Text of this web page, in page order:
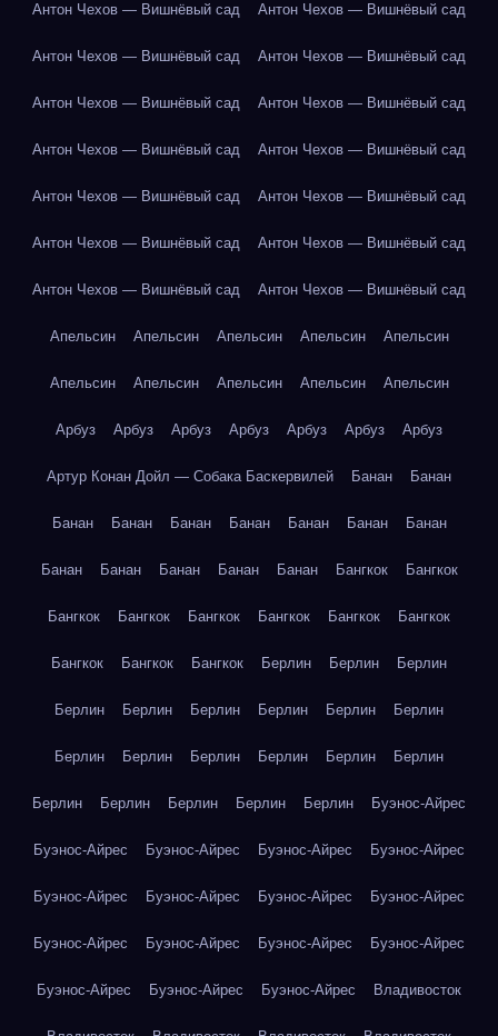
Антон Чехов — Вишнёвый сад Антон Чехов — Вишнёвый сад
Антон Чехов — Вишнёвый сад Антон Чехов — Вишнёвый сад
Антон Чехов — Вишнёвый сад Антон Чехов — Вишнёвый сад
Антон Чехов — Вишнёвый сад Антон Чехов — Вишнёвый сад
Антон Чехов — Вишнёвый сад Антон Чехов — Вишнёвый сад
Антон Чехов — Вишнёвый сад Антон Чехов — Вишнёвый сад
Антон Чехов — Вишнёвый сад Антон Чехов — Вишнёвый сад
Апельсин Апельсин Апельсин Апельсин Апельсин
Апельсин Апельсин Апельсин Апельсин Апельсин
Арбуз Арбуз Арбуз Арбуз Арбуз Арбуз Арбуз
Артур Конан Дойл — Собака Баскервилей Банан Банан
Банан Банан Банан Банан Банан Банан Банан
Банан Банан Банан Банан Банан Бангкок Бангкок
Бангкок Бангкок Бангкок Бангкок Бангкок Бангкок
Бангкок Бангкок Бангкок Берлин Берлин Берлин
Берлин Берлин Берлин Берлин Берлин Берлин
Берлин Берлин Берлин Берлин Берлин Берлин
Берлин Берлин Берлин Берлин Берлин Буэнос-Айрес
Буэнос-Айрес Буэнос-Айрес Буэнос-Айрес Буэнос-Айрес
Буэнос-Айрес Буэнос-Айрес Буэнос-Айрес Буэнос-Айрес
Буэнос-Айрес Буэнос-Айрес Буэнос-Айрес Буэнос-Айрес
Буэнос-Айрес Буэнос-Айрес Буэнос-Айрес Владивосток